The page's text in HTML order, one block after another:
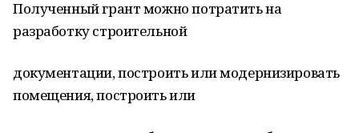
Полученный грант можно потратить на
разработку строительной
документации, построить или модернизировать
помещения, построить или